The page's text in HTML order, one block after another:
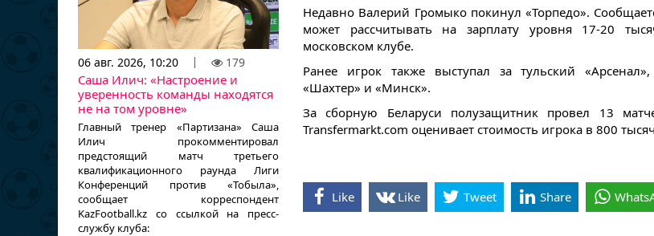
06 авг. 2026, 10:20 179
Саша Илич: «Настроение и
уверенность команды находятся
не на том уровне»
Главный тренер «Партизана» Саша
Илич прокомментировал
предстоящий матч третьего
квалификационного раунда Лиги
Конференций против «Тобыла»,
сообщает корреспондент
KazFootball.kz со ссылкой на пресс-
службу клуба:
Недавно Валерий Громыко покинул «Торпедо».
может рассчитывать на зарплату уровня 17-20
московском клубе.
Ранее игрок также выступал за тульский
«Шахтер» и «Минск».
За сборную Беларуси полузащитник провел 13
Transfermarkt.com оценивает стоимость игрока в 800
Like Like Tweet Share